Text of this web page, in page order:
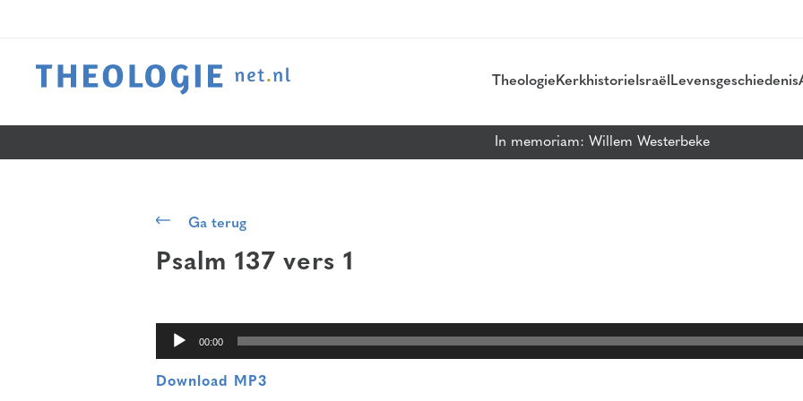
Theologie Kerkhistorie Israël Levensgeschiedenis
In memoriam: Willem Westerbeke
Ga terug
Psalm 137 vers 1
00:00
Download MP3